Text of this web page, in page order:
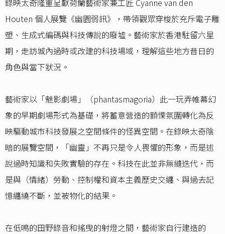
Houten 個人展覽《幽園弱訊》，帶領觀眾穿梭於充斥電子雕
塑、生成式編碼與科技傳說的廢墟。藝術家於香港駐留六星
期，走訪城內過時或改建的科技場域，理解這些地方昔日的
角色與當下狀況。
藝術家以「魅影劇場」（phantasmagoria）此一玩弄帷幕幻
象的早期劇場形式為基礎，將蓄意營造的顫慄氛圍轉化為反
映驅動城市科技發展之空間條件的怪異空間。在錄映太奇陰
暗的展覽空間，「幽靈」不再只是令人畏懼的形象，而是述
說過時知識和失敗實驗的存在。科技在此並非無縫迭代，而
是與（情緒）勞動、控制權和資本主義歷史交纏、與過去記
憶纏繞不斷，並被物化的結果。
在低鳴的田野錄音和搖曳的射燈之間，藝術家自行建造的